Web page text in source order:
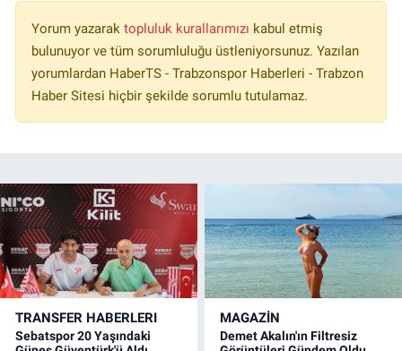
Yorum yazarak topluluk kurallarımızı kabul etmiş
bulunuyor ve tüm sorumluluğu üstleniyorsunuz. Yazılan
yorumlardan HaberTS - Trabzonspor Haberleri - Trabzon
Haber Sitesi hiçbir şekilde sorumlu tutulamaz.
TRANSFER HABERLERI
Sebatspor 20 Yaşındaki
MAGAZİN
Demet Akalın'ın Filtresiz